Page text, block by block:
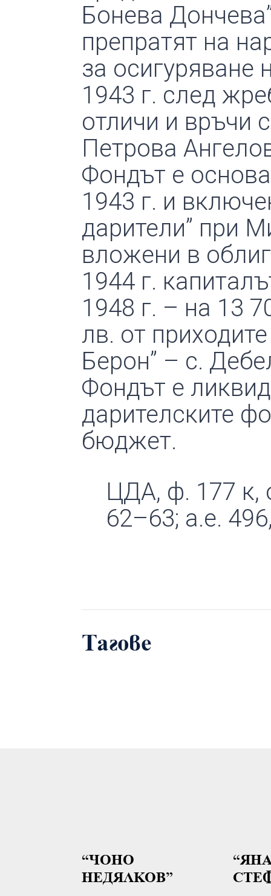
Бонева
препратят на
за осигуряване
1943 г. след
отличи и връчи
Петрова
Фондът е
1943 г. и
дарители” при
вложени в
1944 г.
1948 г. – на 13
лв. от
Берон” – с.
Фондът е
дарителските
бюджет.
ЦДА, ф. 177 к,
62–63; а.е.
Тагове
“ЧОНО
НЕДЯЛКОВ”